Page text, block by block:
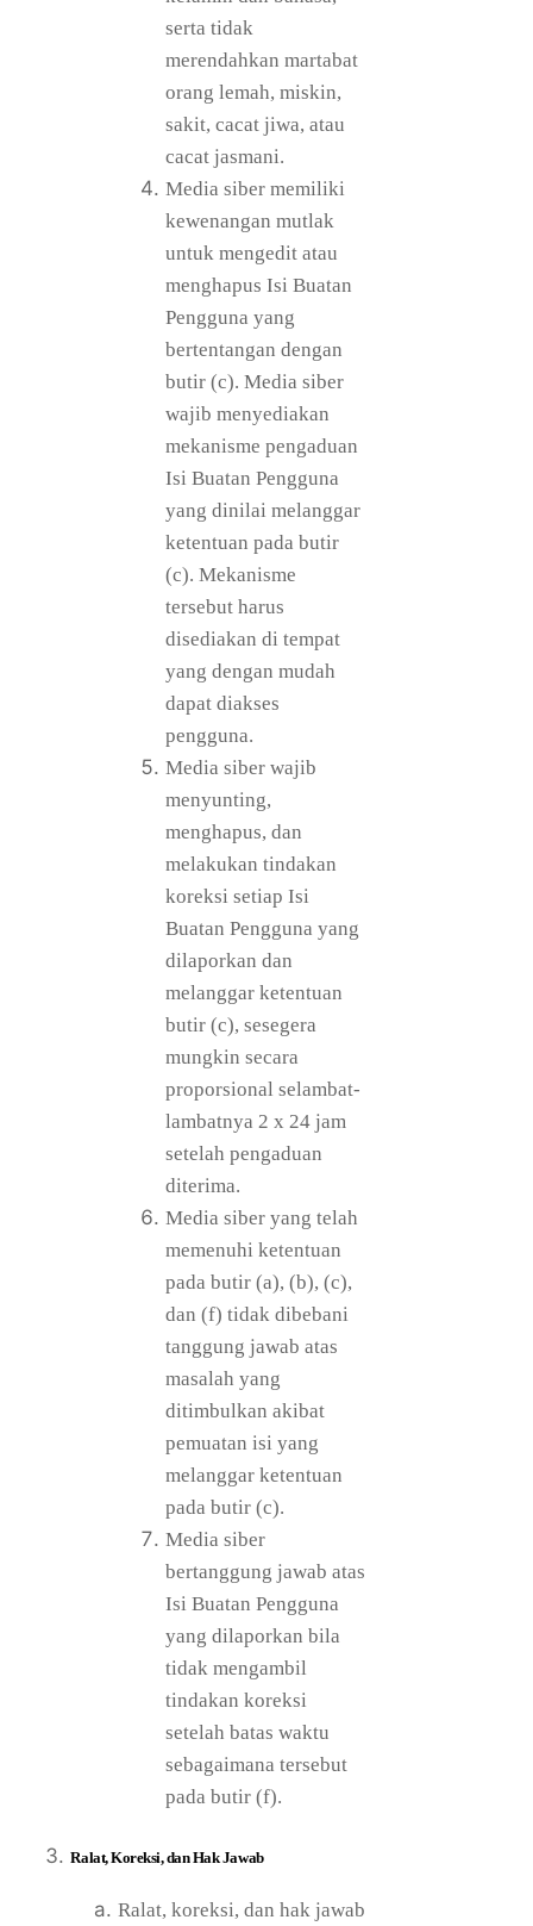
serta tidak
merendahkan martabat
orang lemah, miskin,
sakit, cacat jiwa, atau
cacat jasmani.
Media siber memiliki
kewenangan mutlak
untuk mengedit atau
menghapus Isi Buatan
Pengguna yang
bertentangan dengan
butir (c). Media siber
wajib menyediakan
mekanisme pengaduan
Isi Buatan Pengguna
yang dinilai melanggar
ketentuan pada butir
(c). Mekanisme
tersebut harus
disediakan di tempat
yang dengan mudah
dapat diakses
pengguna.
Media siber wajib
menyunting,
menghapus, dan
melakukan tindakan
koreksi setiap Isi
Buatan Pengguna yang
dilaporkan dan
melanggar ketentuan
butir (c), sesegera
mungkin secara
proporsional selambat-
lambatnya 2 x 24 jam
setelah pengaduan
diterima.
Media siber yang telah
memenuhi ketentuan
pada butir (a), (b), (c),
dan (f) tidak dibebani
tanggung jawab atas
masalah yang
ditimbulkan akibat
pemuatan isi yang
melanggar ketentuan
pada butir (c).
Media siber
bertanggung jawab atas
Isi Buatan Pengguna
yang dilaporkan bila
tidak mengambil
tindakan koreksi
setelah batas waktu
sebagaimana tersebut
pada butir (f).
Ralat, Koreksi, dan Hak Jawab
Ralat, koreksi, dan hak jawab